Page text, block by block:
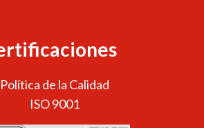
Política de la Calidad
ISO 9001